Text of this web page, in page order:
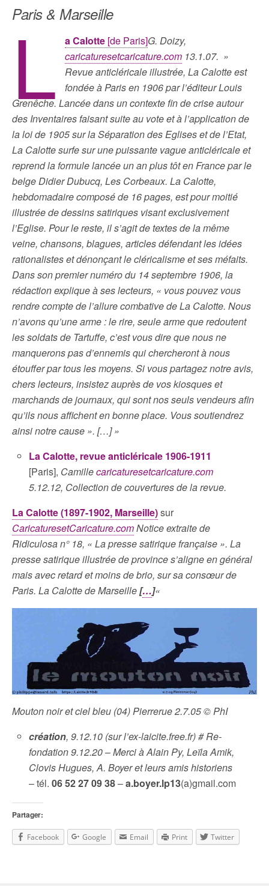
Paris & Marseille
L a Calotte [de Paris]G. Doizy,
caricaturesetcaricature.com 13.1.07. »
Revue anticléricale illustrée, La Calotte est
fondée à Paris en 1906 par l’éditeur Louis
Grenêche. Lancée dans un contexte fin de crise autour
des Inventaires faisant suite au vote et à l’application de
la loi de 1905 sur la Séparation des Eglises et de l’Etat,
La Calotte surfe sur une puissante vague anticléricale et
reprend la formule lancée un an plus tôt en France par le
belge Didier Dubucq, Les Corbeaux. La Calotte,
hebdomadaire composé de 16 pages, est pour moitié
illustrée de dessins satiriques visant exclusivement
l’Eglise. Pour le reste, il s’agit de textes de la même
veine, chansons, blagues, articles défendant les idées
rationalistes et dénonçant le cléricalisme et ses méfaits.
Dans son premier numéro du 14 septembre 1906, la
rédaction explique à ses lecteurs, « vous pouvez vous
rendre compte de l’allure combative de La Calotte. Nous
n’avons qu’une arme : le rire, seule arme que redoutent
les soldats de Tartuffe, c’est vous dire que nous ne
manquerons pas d’ennemis qui chercheront à nous
étouffer par tous les moyens. Si vous partagez notre avis,
chers lecteurs, insistez auprès de vos kiosques et
marchands de journaux, qui sont nos seuls vendeurs afin
qu’ils nous affichent en bonne place. Vous soutiendrez
ainsi notre cause ». […] »
La Calotte, revue anticléricale 1906-1911
[Paris], Camillecaricaturesetcaricature.com
5.12.12, Collection de couvertures de la revue.
La Calotte (1897-1902, Marseille)sur
CaricaturesetCaricature.comNotice extraite de
Ridiculosa n° 18, « La presse satirique française ». La
presse satirique illustrée de province s’aligne en général
mais avec retard et moins de brio, sur sa consœur de
Paris. La Calotte de Marseille[…]«
Mouton noir et ciel bleu (04) Pierrerue 2.7.05 © PhI
création, 9.12.10 (sur l’ex-laicite.free.fr) # Re-
fondation 9.12.20–Merci à Alain Py, Leïla Amik,
Clovis Hugues, A. Boyer et leurs amis historiens
– tél.06 52 27 09 38–a.boyer.lp13(a)gmail.com
Partager:
Facebook Google Email Print Twitter